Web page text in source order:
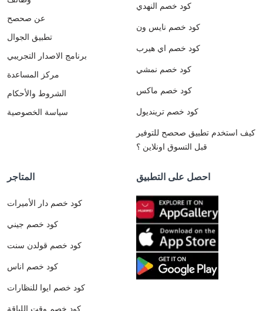
عن صحصح
تطبيق الجوال
برنامج الاصدار التجريبي
مركز المساعدة
الشروط والأحكام
سياسة الخصوصية
كود خصم النهدي
كود خصم نايس ون
كود خصم اي هيرب
كود خصم نمشي
كود خصم ماكس
كود خصم ترينديول
كيف استخدم تطبيق صحصح للتوفير
قبل التسوق اونلاين ؟
المتاجر
كود خصم دار الأميرات
كود خصم جيني
كود خصم قولدن سنت
كود خصم اناس
كود خصم ايوا للنظارات
كود خصم وقت اللياقة
احصل على التطبيق